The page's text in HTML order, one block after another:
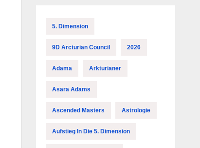
5. Dimension
9D Arcturian Council 2026
Adama Arkturianer
Asara Adams
Ascended Masters Astrologie
Aufstieg In Die 5. Dimension